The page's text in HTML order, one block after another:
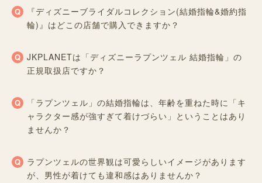
『ディズニーブライダルコレクション(結婚指輪&婚約指
輪)』はどこの店舗で購入できますか？
JKPLANETは「ディズニーラプンツェル 結婚指輪」の
正規取扱店ですか？
「ラプンツェル」の結婚指輪は、年齢を重ねた時に「キ
ャラクター感が強すぎて着けづらい」ということはあり
ませんか？
ラプンツェルの世界観は可愛らしいイメージがあります
が、男性が着けても違和感はありませんか？